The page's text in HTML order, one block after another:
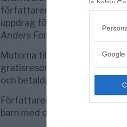
in below
Google
författaren John Virapen
uppdrag för Socialstyrelsen.
Anders Forsman
en av
Mutorna till läkarkåren tog
gratisresor till
och betalda bordellbesök.
Författaren beskriver också
barn med diagnosen ADHD